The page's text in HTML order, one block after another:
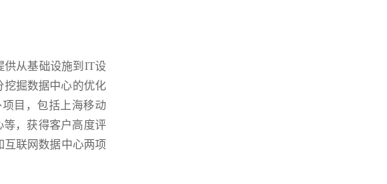
供从基础设施到IT设
挖掘数据中心的优化
目，包括上海移动
，获得客户高度评
互联网数据中心两项